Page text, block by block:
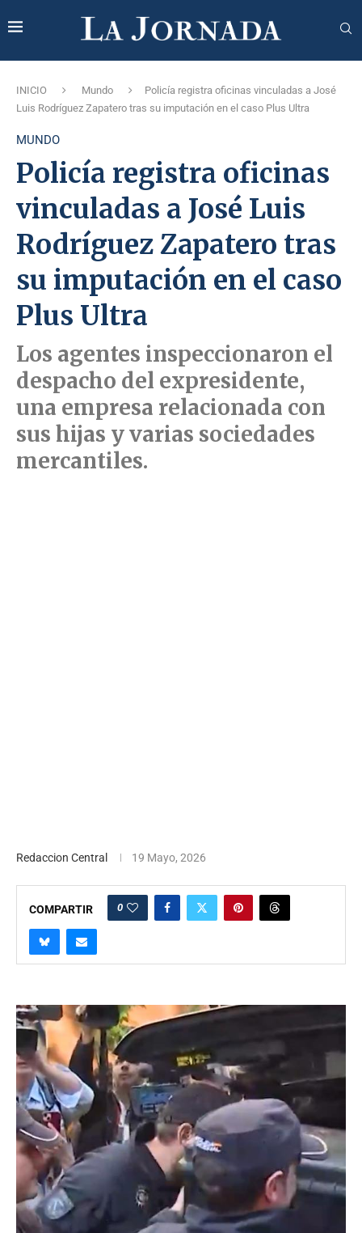
INICIO Mundo
Policía registra oficinas vinculadas a José
Luis Rodríguez Zapatero tras su imputación en el caso Plus Ultra
MUNDO
Policía registra oficinas
vinculadas a José Luis
Rodríguez Zapatero tras
su imputación en el caso
Plus Ultra
Los agentes inspeccionaron el
despacho del expresidente,
una empresa relacionada con
sus hijas y varias sociedades
mercantiles.
Redaccion Central 19 Mayo, 2026
COMPARTIR 0